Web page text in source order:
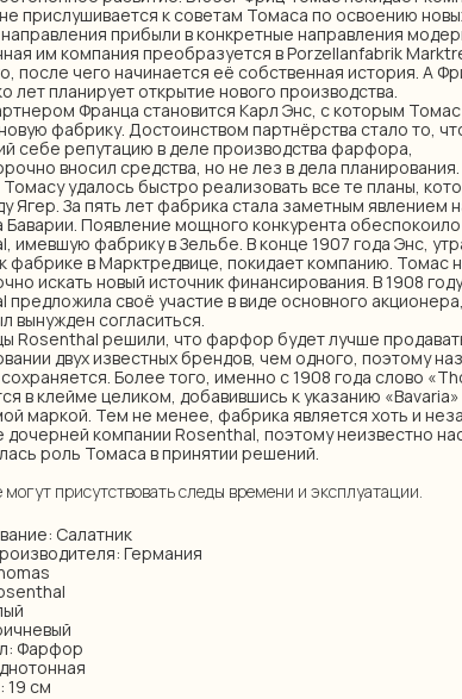
прислушивается к советам Томаса по освоению
прибыли в конкретные направления
им компания преобразуется в Porzellanfabrik
после чего начинается её собственная история. А
лет планирует открытие нового производства.
Франца становится Карл Энс, с которым Томас
фабрику. Достоинством партнёрства стало то,
себе репутацию в деле производства фарфора,
вносил средства, но не лез в дела
удалось быстро реализовать все те планы,
Ягер. За пять лет фабрика стала заметным явлением
Появление мощного конкурента обеспокоило
имевшую фабрику в Зельбе. В конце 1907 года Энс,
фабрике в Марктредвице, покидает компанию. Томас
искать новый источник финансирования. В 1908
предложила своё участие в виде основного
вынужден согласиться.
Rosenthal решили, что фарфор будет лучше
двух известных брендов, чем одного, поэтому
Более того, именно с 1908 года слово
в клейме целиком, добавившись к указанию «Bavaria»
маркой. Тем не менее, фабрика является хоть и
дочерней компании Rosenthal, поэтому неизвестно
роль Томаса в принятии решений.
могут присутствовать следы времени и эксплуатации.
Салатник
Германия
Фарфор
19 см